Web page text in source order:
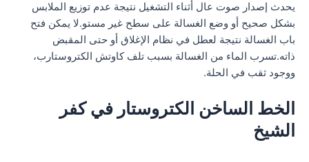
يحدث إصدار صوت عال أثناء التشغيل نتيجة عدم توزيع الملابس
بشكل صحيح أو وضع الغسالة على سطح غير مستو.لا يمكن فتح
باب الغسالة نتيجة لعطل في نظام الإغلاق أو حتى المقبض
ذاته.تسرب الماء من الغسالة بسبب تلف كاوتش الكتروستارب،
ووجود ثقب في الحلة.
الخط الساخن الكتروستار في كفر
الشيخ